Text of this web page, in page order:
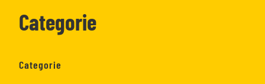
Categorie
Categorie